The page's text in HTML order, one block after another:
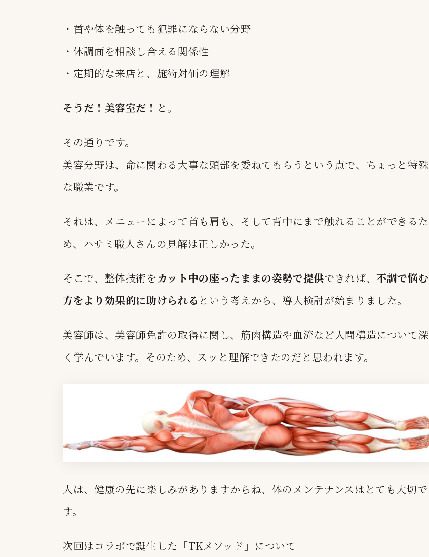
・首や体を触っても犯罪にならない分野
・体調面を相談し合える関係性
・定期的な来店と、施術対価の理解
そうだ！美容室だ！ と。
その通りです。
美容分野は、命に関わる大事な頭部を委ねてもらうという点で、ちょっと特殊
な職業です。
それは、メニューによって首も肩も、そして背中にまで触れることができるた
め、ハサミ職人さんの見解は正しかった。
そこで、整体技術を カット中の座ったままの姿勢で提供できれば、不調で悩む
方をより効果的に助けられる という考えから、導入検討が始まりました。
美容師は、美容師免許の取得に関し、 筋肉構造や血流など人間構造について深
く学んでいます。そのため、スッと理解できたのだと思われます。
人は、健康の先に楽しみがありますからね、体のメンテナンスはとても大切で
す。
次回はコラボで誕生した「TKメソッド」について